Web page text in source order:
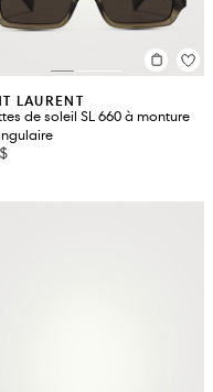
LAURENT
de soleil SL 660 à monture